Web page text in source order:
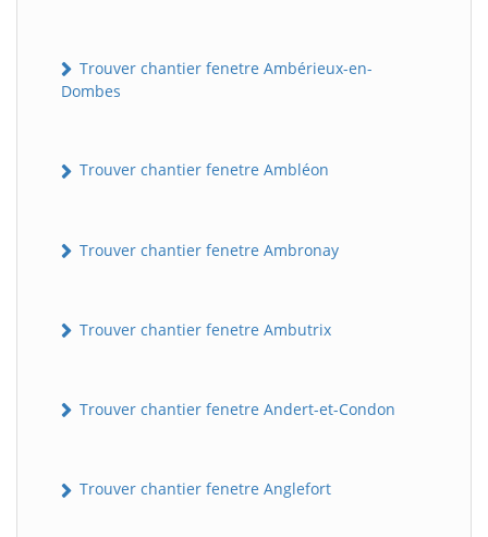
Trouver chantier fenetre Ambérieux-en-
Dombes
Trouver chantier fenetre Ambléon
Trouver chantier fenetre Ambronay
Trouver chantier fenetre Ambutrix
Trouver chantier fenetre Andert-et-Condon
Trouver chantier fenetre Anglefort